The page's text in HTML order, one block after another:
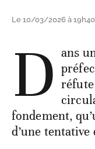
Le 10/03/2026 à 19h40
D ans
réfute
fondement,
d’une tentative